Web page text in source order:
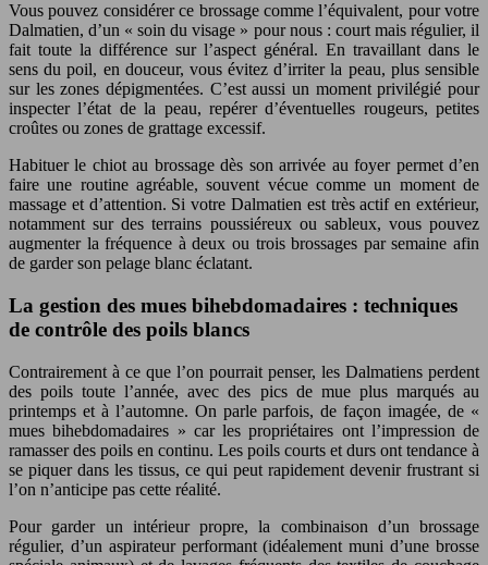
Vous pouvez considérer ce brossage comme l’équivalent, pour votre
Dalmatien, d’un « soin du visage » pour nous : court mais régulier, il
fait toute la différence sur l’aspect général. En travaillant dans le
sens du poil, en douceur, vous évitez d’irriter la peau, plus sensible
sur les zones dépigmentées. C’est aussi un moment privilégié pour
inspecter l’état de la peau, repérer d’éventuelles rougeurs, petites
croûtes ou zones de grattage excessif.
Habituer le chiot au brossage dès son arrivée au foyer permet d’en
faire une routine agréable, souvent vécue comme un moment de
massage et d’attention. Si votre Dalmatien est très actif en extérieur,
notamment sur des terrains poussiéreux ou sableux, vous pouvez
augmenter la fréquence à deux ou trois brossages par semaine afin
de garder son pelage blanc éclatant.
La gestion des mues bihebdomadaires : techniques
de contrôle des poils blancs
Contrairement à ce que l’on pourrait penser, les Dalmatiens perdent
des poils toute l’année, avec des pics de mue plus marqués au
printemps et à l’automne. On parle parfois, de façon imagée, de «
mues bihebdomadaires » car les propriétaires ont l’impression de
ramasser des poils en continu. Les poils courts et durs ont tendance à
se piquer dans les tissus, ce qui peut rapidement devenir frustrant si
l’on n’anticipe pas cette réalité.
Pour garder un intérieur propre, la combinaison d’un brossage
régulier, d’un aspirateur performant (idéalement muni d’une brosse